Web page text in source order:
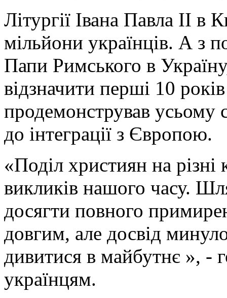
Літургії Івана Павла II в
мільйони українців. А з
Папи Римського в
відзначити перші 10
продемонстрував усьому
до інтеграції з Європою.
«Поділ християн на
викликів нашого часу.
досягти повного
довгим, але досвід
дивитися в майбутнє », -
українцям.